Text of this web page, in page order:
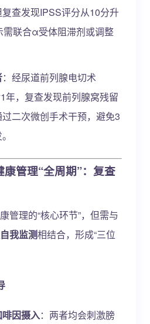
查发现IPSS评分从10分升
需联合α受体阻滞剂或调整
：经尿道前列腺电切术
1年，复查发现前列腺窝残留
二次微创手术干预，避免3
管理“全周期”：复查
管理的“核心环节”，但需与
我监测相结合，形成“三位
因摄入：两者均会刺激膀